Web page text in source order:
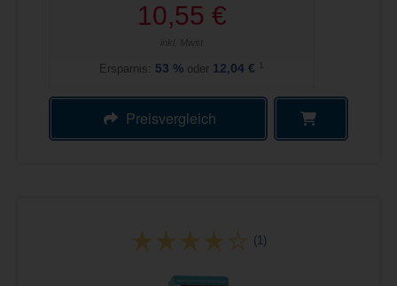
10,55 €
inkl. Mwst
Ersparnis: 53 % oder 12,04 € 1
Preisvergleich
(1)